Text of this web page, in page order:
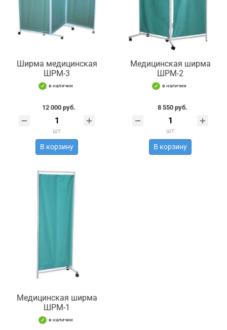
Ширма медицинская
ШРМ-3
в наличии
12 000 руб.
шт
В корзину
Медицинская ширма
ШРМ-2
в наличии
8 550 руб.
шт
В корзину
Медицинская ширма
ШРМ-1
в наличии